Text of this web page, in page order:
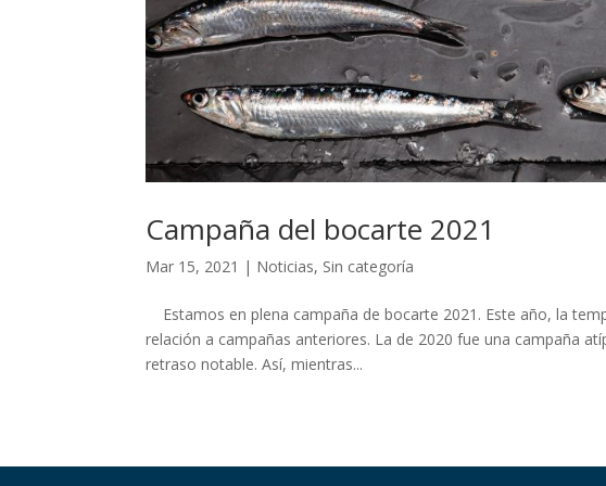
Campaña del bocarte 2021
Mar 15, 2021 | Noticias, Sin categoría
Estamos en plena campaña de bocarte 2021. Este año, la
relación a campañas anteriores. La de 2020 fue una campaña
retraso notable. Así, mientras...